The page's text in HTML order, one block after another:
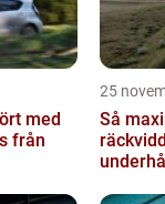
med
från
25
Så